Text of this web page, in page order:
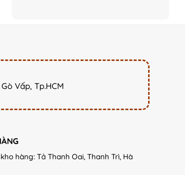
Vấp, Tp.HCM
hàng: Tả Thanh Oai, Thanh Trì, Hà